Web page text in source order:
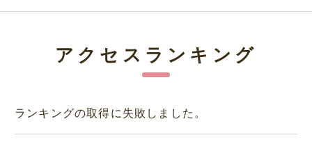
アクセスランキング
ランキングの取得に失敗しました。